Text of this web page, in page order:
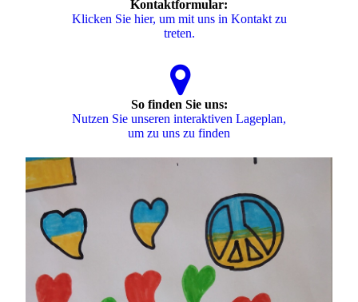
Kontaktformular:
Klicken Sie hier, um mit uns in Kontakt zu
treten.
So finden Sie uns:
Nutzen Sie unseren interaktiven La­ge­plan,
um zu uns zu finden